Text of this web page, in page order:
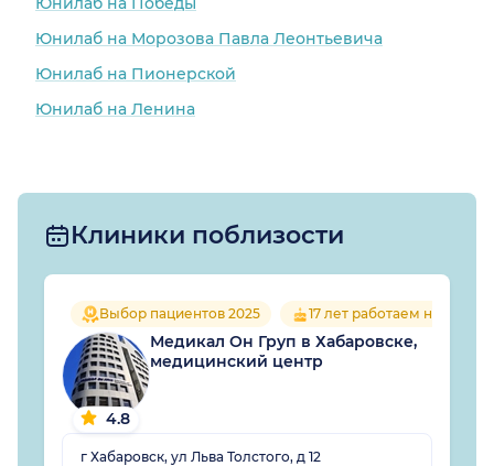
Юнилаб на Морозова Павла Леонтьевича
Юнилаб на Пионерской
Юнилаб на Ленина
Клиники поблизости
Выбор пациентов 2025 17 лет работаем на рынке
4.8
Медикал Он Груп в Хабаровске,
медицинский центр
г Хабаровск, ул Льва Толстого, д 12